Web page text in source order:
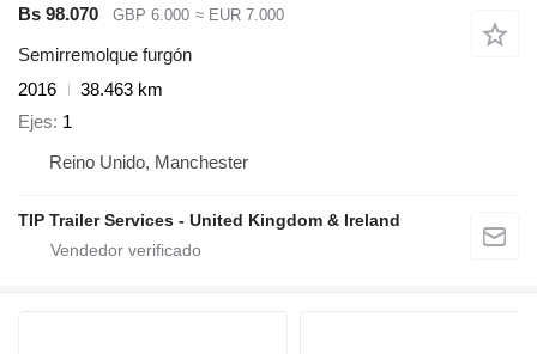
Bs 98.070 GBP 6.000 ≈ EUR 7.000
Semirremolque furgón
2016
38.463 km
Ejes 1
Reino Unido, Manchester
TIP Trailer Services - United Kingdom & Ireland